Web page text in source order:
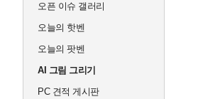
오픈 이슈 갤러리
오늘의 핫벤
오늘의 팟벤
AI 그림 그리기
PC 견적 게시판